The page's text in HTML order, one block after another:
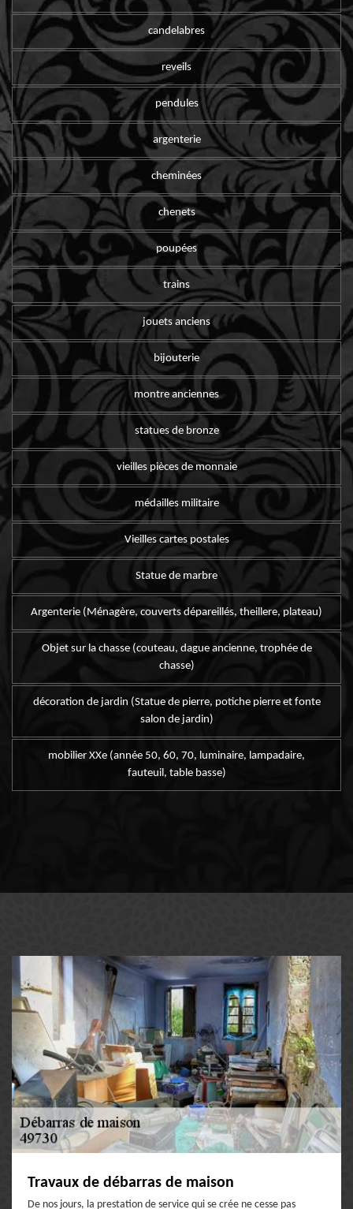
candelabres
reveils
pendules
argenterie
cheminées
chenets
poupées
trains
jouets anciens
bijouterie
montre anciennes
statues de bronze
vieilles pièces de monnaie
médailles militaire
Vieilles cartes postales
Statue de marbre
Argenterie (Ménagère, couverts dépareillés, theillere, plateau)
Objet sur la chasse (couteau, dague ancienne, trophée de
chasse)
décoration de jardin (Statue de pierre, potiche pierre et fonte
salon de jardin)
mobilier XXe (année 50, 60, 70, luminaire, lampadaire,
fauteuil, table basse)
Travaux de débarras de maison
De nos jours, la prestation de service qui se crée ne cesse pas